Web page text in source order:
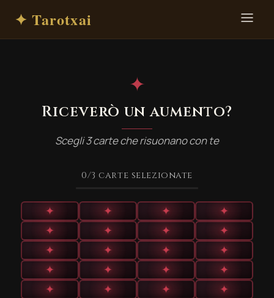
✦ Tarotxai
✦
Riceverò un aumento?
Scegli 3 carte che risuonano con te
0/3 carte selezionate
✦ ✦ ✦
✦
✦
✦ ✦
✦
✦
✦ ✦
✦
✦
✦ ✦
✦
✦
✦ ✦
✦